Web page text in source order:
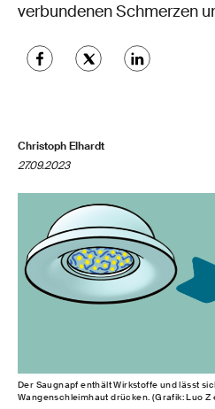
verbundenen Schmerzen
Christoph Elhardt
27.09.2023
Der Saugnapf enthält Wirkstoffe und lässt
Wangenschleimhaut drücken. (Grafik: Luo Z